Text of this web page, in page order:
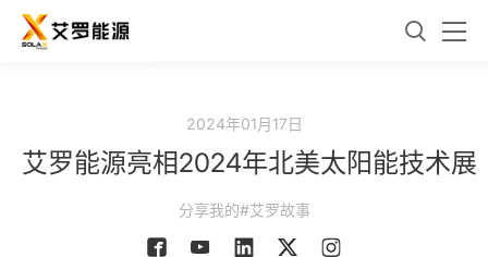
2024年01月17日
艾罗能源亮相2024年北美太阳能技术展
分享我的#艾罗故事